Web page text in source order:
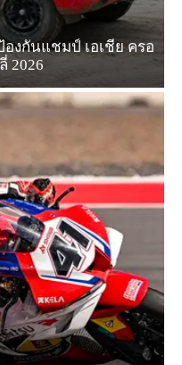
งกันแชมป์ เอเชีย ครอ
2026